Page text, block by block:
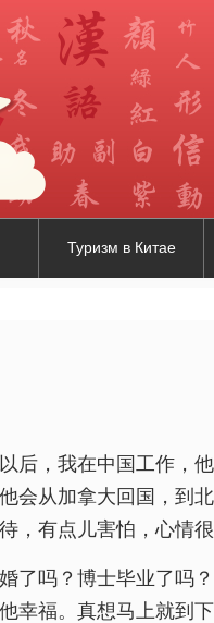
Туризм в Китае
后，我在中国工作，
会从加拿大回国，到
有点儿害怕，心情很
了吗？博士毕业了吗
幸福。真想马上就到下